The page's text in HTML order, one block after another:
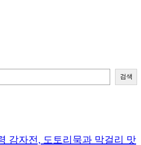
검색
감자전, 도토리묵과 막걸리 맛